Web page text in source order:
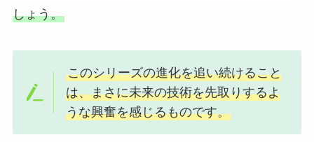
しょう。
このシリーズの進化を追い続けること
は、まさに未来の技術を先取りするよ
うな興奮を感じるものです。